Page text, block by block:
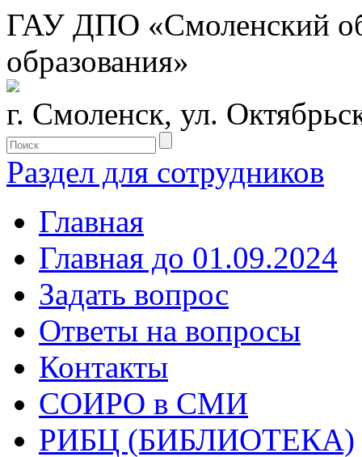
ГАУ ДПО «Смоленский
образования»
г. Смоленск, ул.
Раздел для сотрудников
Главная
Главная до 01.09.2024
Задать вопрос
Ответы на вопросы
Контакты
СОИРО в СМИ
РИБЦ (БИБЛИОТЕКА)